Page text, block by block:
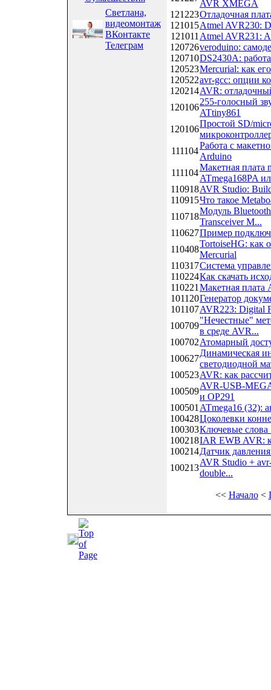
Светлана,
видеомонтаж
ВКонтакте
Телеграм
AVR XMEGA
121223Отладочная
121015Atmel AVR230:
121011 Atmel AVR231:
120726veroduino:
120710DS2430A:
120523Mercurial: как
120522avr-gcc: опции
120214AVR:
120106
255-голосный
ATtiny861
120106
Простой SD/
111104
Работа с
Arduino
111104
Макетная плата
ATmega168PA
110918AVR Studio:
110915Что такое
110718
Модуль
Transceiver M...
110627Пример
110408
TortoiseHG: как
Mercurial
110317Система
110224Как скачать
110221 Макетная плата
101120Генератор
101107AVR223: Digital
100709
"Нечестные"
в среде AVR...
100702Атомарный
100627
Динамическая
светодиодной
100523AVR: как
100509
AVR-USB-
и OP291
100501 ATmega16 (32):
100428Цоколевки
100303Ключевые слова
100218IAR EWB AVR:
100214Датчик
100213
AVR Studio +
double...
<< Начало<